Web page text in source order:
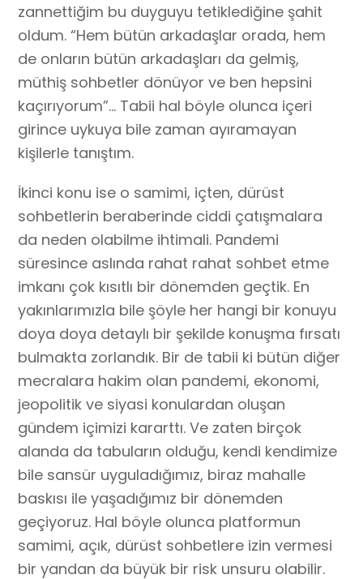
zannettiğim bu duyguyu tetiklediğine şahit
oldum. “Hem bütün arkadaşlar orada, hem
de onların bütün arkadaşları da gelmiş,
müthiş sohbetler dönüyor ve ben hepsini
kaçırıyorum”… Tabii hal böyle olunca içeri
girince uykuya bile zaman ayıramayan
kişilerle tanıştım.
İkinci konu ise o samimi, içten, dürüst
sohbetlerin beraberinde ciddi çatışmalara
da neden olabilme ihtimali. Pandemi
süresince aslında rahat rahat sohbet etme
imkanı çok kısıtlı bir dönemden geçtik. En
yakınlarımızla bile şöyle her hangi bir konuyu
doya doya detaylı bir şekilde konuşma fırsatı
bulmakta zorlandık. Bir de tabii ki bütün diğer
mecralara hakim olan pandemi, ekonomi,
jeopolitik ve siyasi konulardan oluşan
gündem içimizi kararttı. Ve zaten birçok
alanda da tabuların olduğu, kendi kendimize
bile sansür uyguladığımız, biraz mahalle
baskısı ile yaşadığımız bir dönemden
geçiyoruz. Hal böyle olunca platformun
samimi, açık, dürüst sohbetlere izin vermesi
bir yandan da büyük bir risk unsuru olabilir.